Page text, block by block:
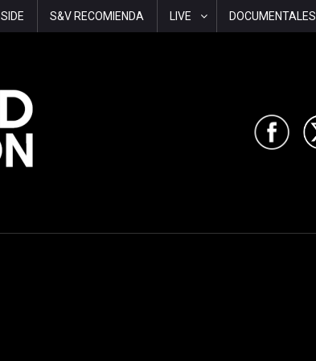
S&V RECOMIENDA LIVE DOCUMENTALES